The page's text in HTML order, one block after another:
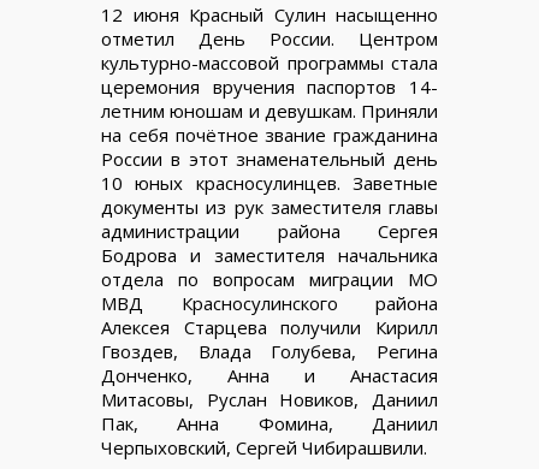
12 июня Красный Сулин насыщенно
отметил День России. Центром
культурно-массовой программы стала
церемония вручения паспортов 14-
летним юношам и девушкам. Приняли
на себя почётное звание гражданина
России в этот знаменательный день
10 юных красносулинцев. Заветные
документы из рук заместителя главы
администрации района Сергея
Бодрова и заместителя начальника
отдела по вопросам миграции МО
МВД Красносулинского района
Алексея Старцева получили Кирилл
Гвоздев, Влада Голубева, Регина
Донченко, Анна и Анастасия
Митасовы, Руслан Новиков, Даниил
Пак, Анна Фомина, Даниил
Черпыховский, Сергей Чибирашвили.